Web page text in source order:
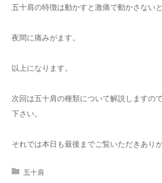
五十肩の特徴は動かすと激痛で動かさない
夜間に痛みがます。
以上になります。
次回は五十肩の種類について解説しますの
下さい。
それでは本日も最後までご覧いただきあり
五十肩